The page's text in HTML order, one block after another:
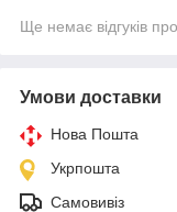
Ще немає відгуків
Умови доставки
Нова Пошта
Укрпошта
Самовивіз